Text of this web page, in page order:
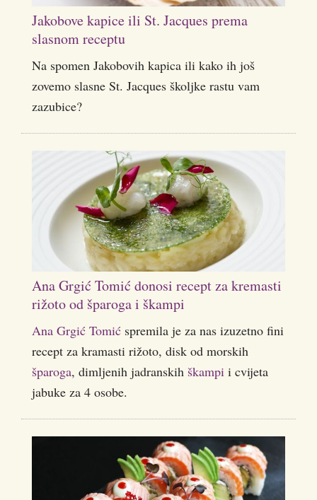
Jakobove kapice ili St. Jacques prema
slasnom receptu
Na spomen Jakobovih kapica ili kako ih još
zovemo slasne St. Jacques školjke rastu vam
zazubice?
Ana Grgić Tomić donosi recept za kremasti
rižoto od šparoga i škampi
Ana Grgić Tomić spremila je za nas izuzetno fini
recept za kramasti rižoto, disk od morskih
šparoga, dimljenih jadranskih škampi i cvijeta
jabuke za 4 osobe.